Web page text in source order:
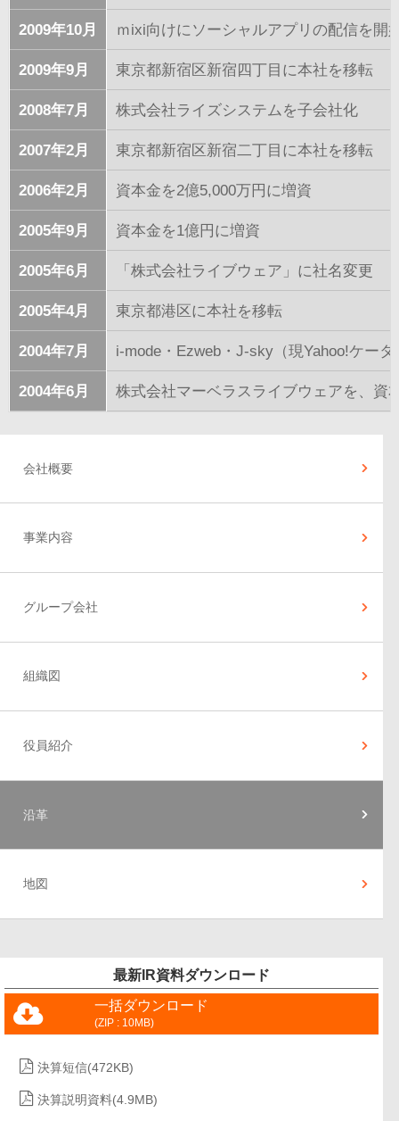
2009年10月 ｍixi向けにソーシャルアプリの配信を開
2009年9月 東京都新宿区新宿四丁目に本社を移転
2008年7月 株式会社ライズシステムを子会社化
2007年2月 東京都新宿区新宿二丁目に本社を移転
2006年2月 資本金を2億5,000万円に増資
2005年9月 資本金を1億円に増資
2005年6月 「株式会社ライブウェア」に社名変更
2005年4月 東京都港区に本社を移転
2004年7月 i-mode・Ezweb・J-sky（現Yahoo!ケー
2004年6月 株式会社マーベラスライブウェアを、資
会社概要
事業内容
グループ会社
組織図
役員紹介
沿革
地図
最新IR資料ダウンロード
一括ダウンロード
(ZIP : 10MB)
決算短信(472KB)
決算説明資料(4.9MB)